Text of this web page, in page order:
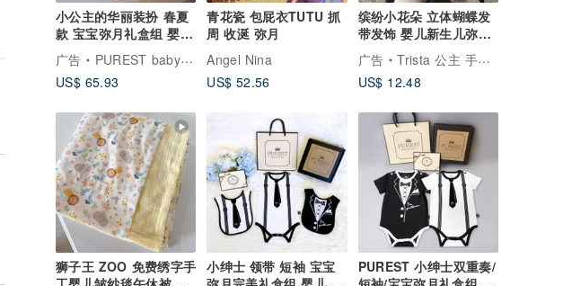
小公主的华丽装扮 春夏
款 宝宝弥月礼盒组 婴儿
新生儿 满月送礼
广告
PUREST baby collection
US$ 65.93
青花瓷 包屁衣TUTU 抓
周 收涎 弥月
Angel Nina
US$ 52.56
缤纷小花朵 立体蝴蝶发
带发饰 婴儿新生儿弥月
礼 周岁礼物
广告
Trista 公主 手创 手作定制宝宝礼物
US$ 12.48
狮子王 ZOO 免费绣字手
小绅士 领带 短袖 宝宝
PUREST 小绅士双重奏/